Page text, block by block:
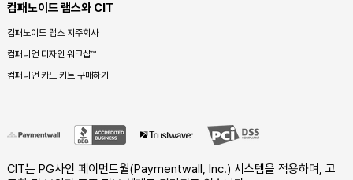
컴패노이드 랩스와 CIT
컴패노이드 랩스 지주회사
컴패니언 디자인 워크샵™
컴패니언 카드 키트 구매하기
CIT는 PG사인 페이먼트월(Paymentwall, Inc.) 시스템을 적용하며, 고